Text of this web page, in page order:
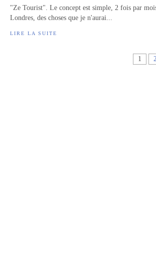
"Ze Tourist". Le concept est simple, 2 fois par
Londres, des choses que je n'aurai...
LIRE LA SUITE
1